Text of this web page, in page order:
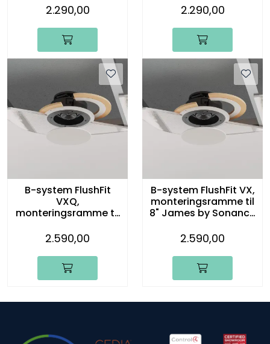
innbyggingshøyttaler
, KIT
2.290,00
, KIT
2.290,00
B-system FlushFit
VXQ,
monteringsramme til
innbyggingshøyttaler
, KIT
2.590,00
B-system FlushFit VX,
monteringsramme til
8" James by Sonance
, KIT
2.590,00